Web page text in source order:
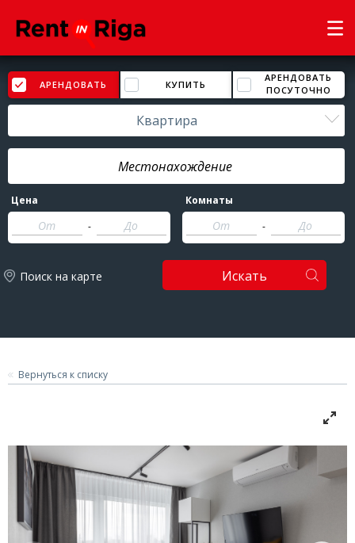
АРЕНДОВАТЬ КУПИТЬ
АРЕНДОВАТЬ
ПОСУТОЧНО
Квартира
Цена
-
Комнаты
-
Поиск на карте Искать
Вернуться к списку